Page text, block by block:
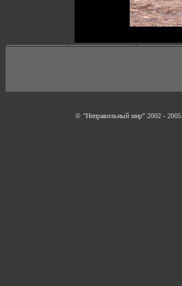
© "Неправильный мир" 2002 - 2005